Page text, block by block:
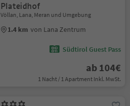
Plateidhof
Völlan, Lana, Meran und Umgebung
1.4 km von Lana Zentrum
Südtirol Guest Pass
ab 104€
1 Nacht / 1 Apartment Inkl. MwSt.